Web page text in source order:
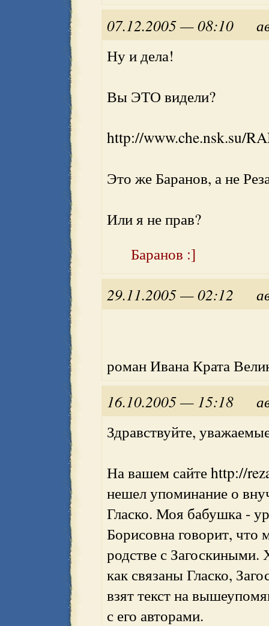
07.12.2005 — 08:10
Ну и дела!
Вы ЭТО видели?
http://www.che.nsk.su/
Это же Баранов, а не
Или я не прав?
Баранов :]
29.11.2005 — 02:12
роман Ивана Крата
16.10.2005 — 15:18
Здравствуйте,
На вашем сайте http://
нешел упоминание о
Гласко. Моя бабушка -
Борисовна говорит, что
родстве с Загоскиными.
как связаны Гласко,
взят текст на
с его авторами.